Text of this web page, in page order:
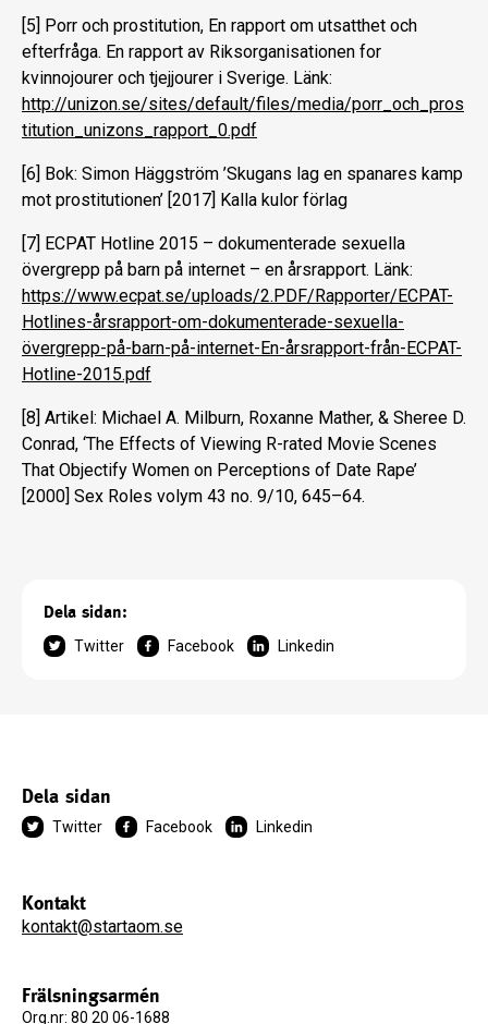
[5] Porr och prostitution, En rapport om utsatthet och
efterfråga. En rapport av Riksorganisationen for
kvinnojourer och tjejjourer i Sverige. Länk:
http://unizon.se/sites/default/files/media/porr_och_pros
titution_unizons_rapport_0.pdf
[6] Bok: Simon Häggström ’Skugans lag en spanares kamp
mot prostitutionen’ [2017] Kalla kulor förlag
[7] ECPAT Hotline 2015 – dokumenterade sexuella
övergrepp på barn på internet – en årsrapport. Länk:
https://www.ecpat.se/uploads/2.PDF/Rapporter/ECPAT-
Hotlines-årsrapport-om-dokumenterade-sexuella-
övergrepp-på-barn-på-internet-En-årsrapport-från-ECPAT-
Hotline-2015.pdf
[8] Artikel: Michael A. Milburn, Roxanne Mather, & Sheree D.
Conrad, ‘The Effects of Viewing R-rated Movie Scenes
That Objectify Women on Perceptions of Date Rape’
[2000] Sex Roles volym 43 no. 9/10, 645–64.
Dela sidan:
Twitter Facebook Linkedin
Dela sidan
Twitter Facebook Linkedin
Kontakt
kontakt@startaom.se
Frälsningsarmén
Org.nr: 80 20 06-1688